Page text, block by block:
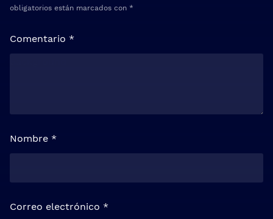
obligatorios están marcados con *
Comentario *
Nombre *
Correo electrónico *